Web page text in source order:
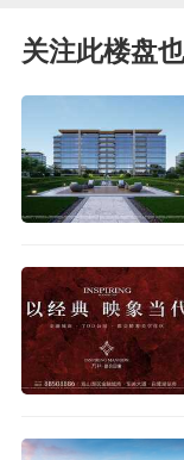
关注此楼盘